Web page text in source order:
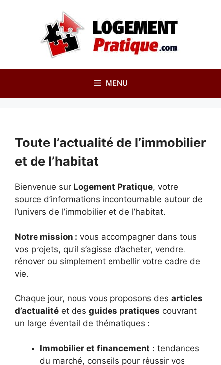
MENU
Toute l’actualité de l’immobilier
et de l’habitat
Bienvenue sur Logement Pratique, votre
source d’informations incontournable autour de
l’univers de l’immobilier et de l’habitat.
Notre mission : vous accompagner dans tous
vos projets, qu’il s’agisse d’acheter, vendre,
rénover ou simplement embellir votre cadre de
vie.
Chaque jour, nous vous proposons des articles
d’actualité et des guides pratiques couvrant
un large éventail de thématiques :
Immobilier et financement : tendances
du marché, conseils pour réussir vos